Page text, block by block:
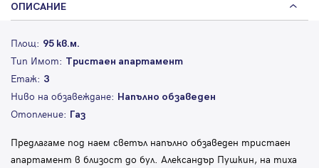
ОПИСАНИЕ
Площ: 95 кв.м.
Тип Имот: Тристаен апартамент
Етаж: 3
Ниво на обзавеждане: Напълно обзаведен
Отопление: Газ
Предлагаме под наем светъл напълно обзаведен тристаен
апартамент в близост до бул. Александър Пушкин, на тиха